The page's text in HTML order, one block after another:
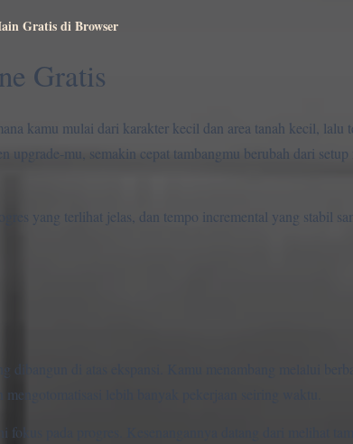
Gratis di Browser
Gratis
kamu mulai dari karakter kecil dan area tanah kecil, lalu
mu, semakin cepat tambangmu berubah dari
yang terlihat jelas, dan tempo incremental yang stabil
di atas ekspansi. Kamu menambang melalui
lebih banyak pekerjaan seiring waktu.
pada progres. Kesenangannya datang dari melihat